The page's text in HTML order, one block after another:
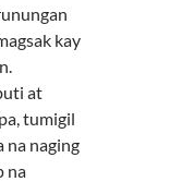
kay
at
tumigil
na naging
na